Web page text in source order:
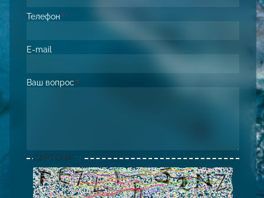
Телефон *
E-mail
Ваш вопрос *
CAPTCHA